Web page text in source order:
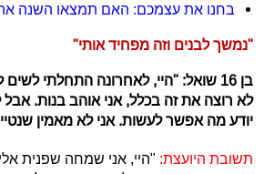
בחנו את עצמכם: האם תמצאו השנה
"נמשך לבנים וזה מפחיד אותי"
בן 16 שואל: "היי, לאחרונה התחלתי
לא רוצה את זה בכלל, אני אוהב בנות.
יודע מה אפשר לעשות. אני לא מאמין
תשובת היועצת: "היי, אני שמחה שפנית